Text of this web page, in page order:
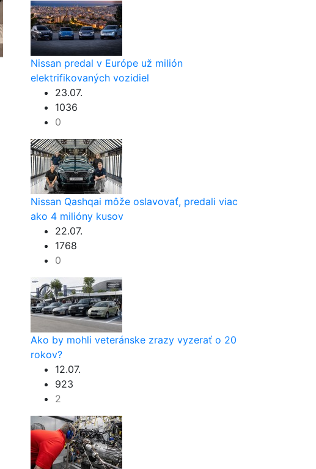
Nissan predal v Európe už milión
elektrifikovaných vozidiel
23.07.
1036
0
Nissan Qashqai môže oslavovať, predali viac
ako 4 milióny kusov
22.07.
1768
0
Ako by mohli veteránske zrazy vyzerať o 20
rokov?
12.07.
923
2